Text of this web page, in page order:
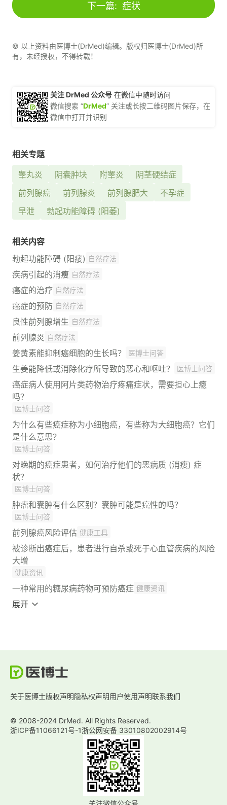
下一篇: 症状
© 以上资料由医博士(DrMed)编辑。版权归医博士(DrMed)所
有，未经授权，不得转载！
关注 DrMed 公众号 在微信中随时访问
微信搜索 “DrMed” 关注或长按二维码图片保存，在
微信中打开并识别
相关专题
睾丸炎
阴囊肿块 附睾炎
阴茎硬结症
前列腺癌
前列腺炎 前列腺肥大
不孕症
早泄
勃起功能障碍 (阳萎)
相关内容
勃起功能障碍 (阳痿) 自然疗法
疾病引起的消瘦 自然疗法
癌症的治疗 自然疗法
癌症的预防 自然疗法
良性前列腺增生 自然疗法
前列腺炎 自然疗法
姜黄素能抑制癌细胞的生长吗？ 医博士问答
生姜能降低或消除化疗所导致的恶心和呕吐？ 医博士问答
癌症病人使用阿片类药物治疗疼痛症状，需要担心上瘾
吗？
医博士问答
为什么有些癌症称为小细胞癌，有些称为大细胞癌？它们
是什么意思？
医博士问答
对晚期的癌症患者，如何治疗他们的恶病质 (消瘦) 症
状？
医博士问答
肿瘤和囊肿有什么区别？囊肿可能是癌性的吗？
医博士问答
前列腺癌风险评估 健康工具
被诊断出癌症后，患者进行自杀或死于心血管疾病的风险
大增
健康资讯
一种常用的糖尿病药物可预防癌症 健康资讯
展开
关于医博士版权声明隐私权声明用户使用声明联系我们
© 2008-2024 DrMed. All Rights Reserved.
浙ICP备11066121号-1浙公网安备 33010802002914号
关注微信公众号